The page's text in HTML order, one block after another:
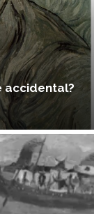
accidental?